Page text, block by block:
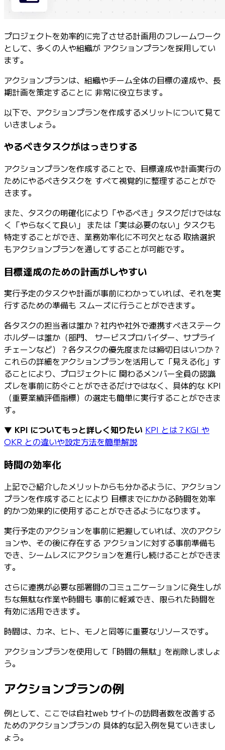
プロジェクトを効率的に完了させる計画用のフレームワーク
として、多くの人や組織が アクションプランを採用してい
ます。
アクションプランは、組織やチーム全体の目標の達成や、長
期計画を策定することに 非常に役立ちます。
以下で、アクションプランを作成するメリットについて見て
いきましょう。
やるべきタスクがはっきりする
アクションプランを作成することで、目標達成や計画実行の
ためにやるべきタスクを すべて視覚的に整理することがで
きます。
また、タスクの明確化により「やるべき」タスクだけではな
く「やらなくて良い」 または「実は必要のない」タスクも
特定することができ、業務効率化に不可欠となる 取捨選択
もアクションプランを通してすることが可能です。
目標達成のための計画がしやすい
実行予定のタスクや計画が事前にわかっていれば、それを実
行するための準備も スムーズに行うことができます。
各タスクの担当者は誰か？社内や社外で連携すべきステーク
ホルダーは誰か（部門、 サービスプロバイダー、サプライ
チェーンなど）？各タスクの優先度または締切日はいつか？
これらの詳細をアクションプランを活用して「見える化」す
ることにより、プロジェクトに 関わるメンバー全員の認識
ズレを事前に防ぐことができるだけではなく、具体的な KPI
（重要業績評価指標）の選定も簡単に実行することができま
す。
▼ KPI についてもっと詳しく知りたい KPI とは？KGI や
OKR との違いや設定方法を簡単解説
時間の効率化
上記でご紹介したメリットからも分かるように、アクション
プランを作成することにより 目標までにかかる時間を効率
的かつ効果的に使用することができるようになります。
実行予定のアクションを事前に把握していれば、次のアクシ
ョンや、その後に存在する アクションに対する事前準備も
でき、シームレスにアクションを進行し続けることができま
す。
さらに連携が必要な部署間のコミュニケーションに発生しが
ちな無駄な作業や時間も 事前に軽減でき、限られた時間を
有効に活用できます。
時間は、カネ、ヒト、モノと同等に重要なリソースです。
アクションプランを使用して「時間の無駄」を削除しましょ
う。
アクションプランの例
例として、ここでは自社web サイトの訪問者数を改善する
ためのアクションプランの 具体的な記入例を見ていきまし
ょう。